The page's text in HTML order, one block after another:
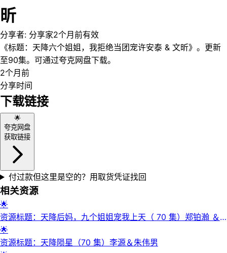
昕
分享者: 分享家2个月前有效
《标题：天降六个姐姐，我拒绝当团宠许安泰 & 文昕》。更新
至90集。可通过夸克网盘下载。
2个月前
分享时间
下载链接
🌟
夸克网盘
获取链接
付过款但这里是空的？用取货凭证找回
相关资源
🌟
资源标题：天降后妈，九个姐姐宠我上天（ 70 集）郑铂瀚 ＆
宋佳音
🌟
资源标题：天降陨星（70 集）李源＆朱伟男